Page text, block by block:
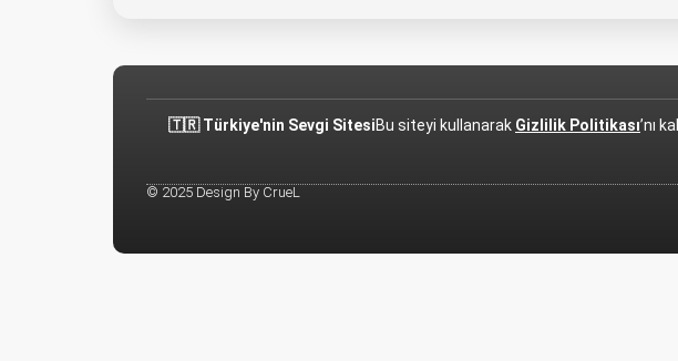
🇹🇷 Türkiye'nin Sevgi SitesiBu siteyi kullanarak Gizlilik Politikası’nı
© 2025 Design By CrueL